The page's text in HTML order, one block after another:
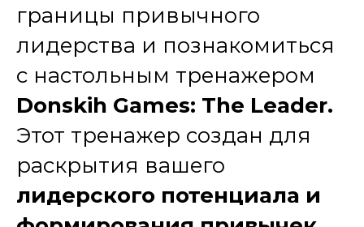
границы привычного
лидерства и познакомиться
с настольным тренажером
Donskih Games: The Leader.
Этот тренажер создан для
раскрытия вашего
лидерского потенциала и